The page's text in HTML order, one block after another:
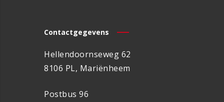
Contactgegevens
Hellendoornseweg 62
8106 PL, Mariënheem
Postbus 96